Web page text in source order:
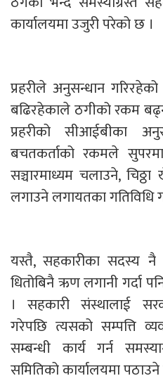
कार्यालयमा उजुरी परेको छ ।
प्रहरीले अनुसन्धान
बढिरहेकाले ठगीको रकम
प्रहरीको सीआईबीका
बचतकर्ताको रकमले
सञ्चारमाध्यम चलाउने,
लगाउने लगायतका गतिविधि
यस्तै, सहकारीका सदस्य नै
धितोबिनै ऋण लगानी गर्दा
। सहकारी संस्थालाई
गरेपछि त्यसको सम्पत्ति
सम्बन्धी कार्य गर्न
समितिको कार्यालयमा